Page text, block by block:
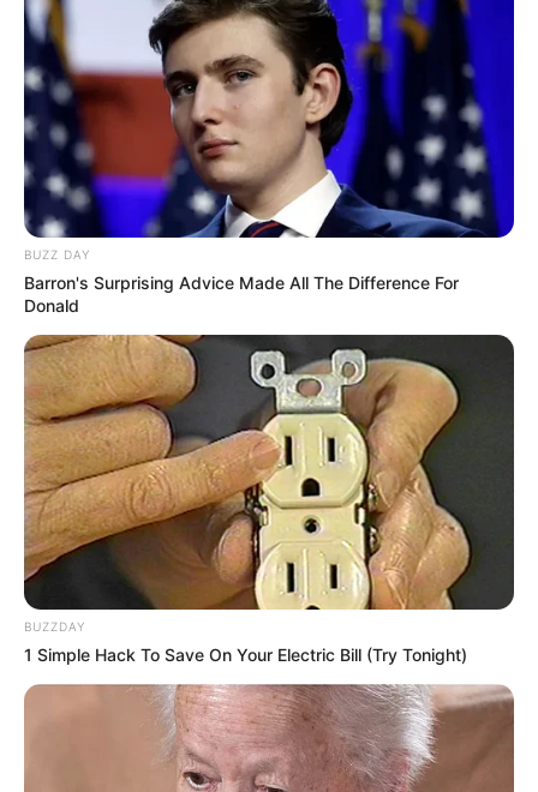
BUZZ DAY
Barron's Surprising Advice Made All The Difference For
Donald
BUZZDAY
1 Simple Hack To Save On Your Electric Bill (Try Tonight)